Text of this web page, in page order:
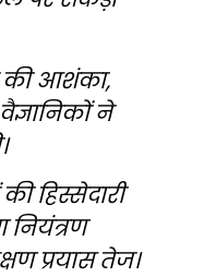
आशंका,
ने
हिस्सेदारी
नियंत्रण
प्रयास तेज।